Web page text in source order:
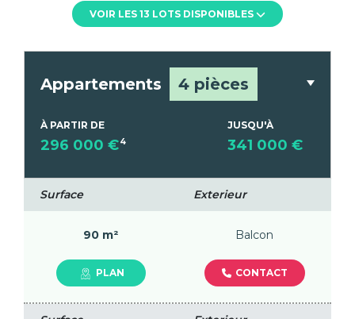
VOIR LES 13 LOTS DISPONIBLES
Appartements 4 pièces
À PARTIR DE
296 000 €4
JUSQU'À
341 000 €
Surface
90 m²
Exterieur
Balcon
PLAN CONTACT